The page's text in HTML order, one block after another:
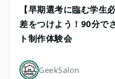
【早期選考に臨む学生
差をつけよう！90分で
ト制作体験会
GeekSalon